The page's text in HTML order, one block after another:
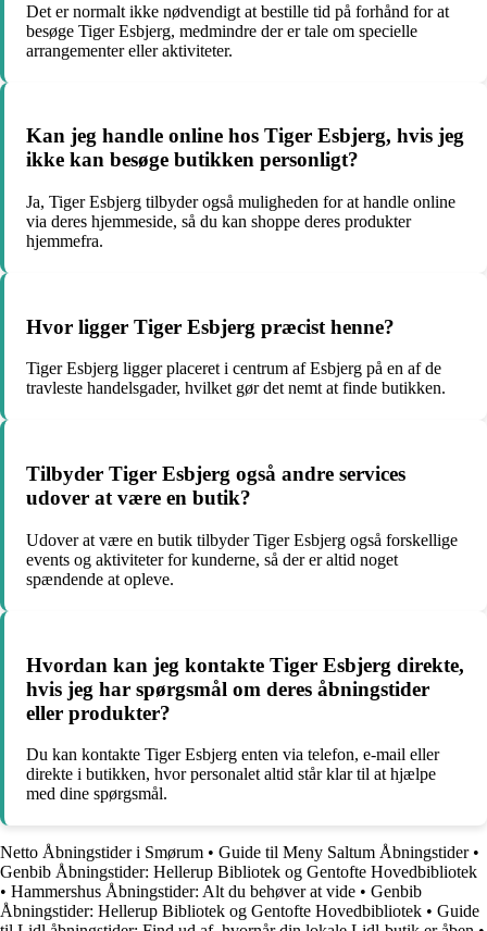
Det er normalt ikke nødvendigt at bestille tid på forhånd for at
besøge Tiger Esbjerg, medmindre der er tale om specielle
arrangementer eller aktiviteter.
Kan jeg handle online hos Tiger Esbjerg, hvis jeg
ikke kan besøge butikken personligt?
Ja, Tiger Esbjerg tilbyder også muligheden for at handle online
via deres hjemmeside, så du kan shoppe deres produkter
hjemmefra.
Hvor ligger Tiger Esbjerg præcist henne?
Tiger Esbjerg ligger placeret i centrum af Esbjerg på en af de
travleste handelsgader, hvilket gør det nemt at finde butikken.
Tilbyder Tiger Esbjerg også andre services
udover at være en butik?
Udover at være en butik tilbyder Tiger Esbjerg også forskellige
events og aktiviteter for kunderne, så der er altid noget
spændende at opleve.
Hvordan kan jeg kontakte Tiger Esbjerg direkte,
hvis jeg har spørgsmål om deres åbningstider
eller produkter?
Du kan kontakte Tiger Esbjerg enten via telefon, e-mail eller
direkte i butikken, hvor personalet altid står klar til at hjælpe
med dine spørgsmål.
Netto Åbningstider i Smørum • Guide til Meny Saltum Åbningstider•
Genbib Åbningstider: Hellerup Bibliotek og Gentofte Hovedbibliotek
• Hammershus Åbningstider: Alt du behøver at vide • Genbib
Åbningstider: Hellerup Bibliotek og Gentofte Hovedbibliotek • Guide